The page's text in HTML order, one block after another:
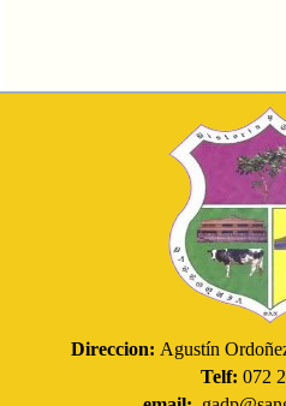
Direccion: Agustín
Telf: 072